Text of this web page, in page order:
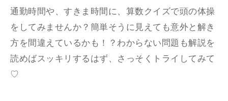
通勤時間や、すきま時間に、算数クイズで頭の体操
をしてみませんか？簡単そうに見えても意外と解き
方を間違えているかも！？わからない問題も解説を
読めばスッキリするはず、さっそくトライしてみて
♡